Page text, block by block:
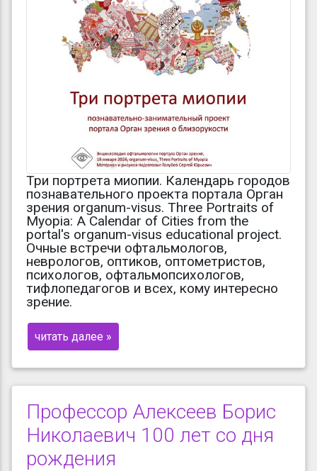
Три портрета миопии. Календарь городов
познавательного проекта портала Орган
зрения organum-visus. Three Portraits of
Myopia: A Calendar of Cities from the
portal's organum-visus educational project.
Очные встречи офтальмологов,
неврологов, оптиков, оптометристов,
психологов, офтальмопсихологов,
тифлопедагогов и всех, кому интересно
зрение.
читать далее »
Профессор Алексеев Борис
Николаевич 100 лет со дня
рождения